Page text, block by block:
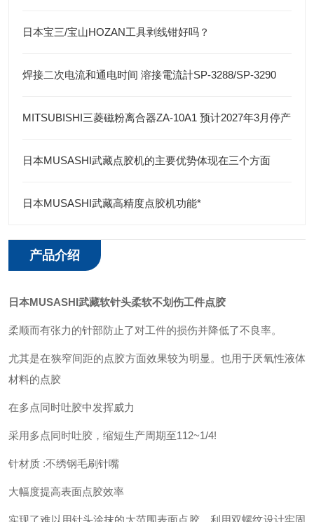
日本宝三/宝山HOZAN工具剥线钳好吗？
焊接二次电流和通电时间 溶接電流計SP-3288/SP-3290
MITSUBISHI三菱磁粉离合器ZA-10A1 预计2027年3月停产
日本MUSASHI武藏点胶机的主要优势体现在三个方面
日本MUSASHI武藏高精度点胶机功能*
产品介绍
日本MUSASHI武藏软针头柔软不划伤工件点胶
柔顺而有张力的针部防止了对工件的损伤并降低了不良率。
尤其是在狭窄间距的点胶方面效果较为明显。也用于厌氧性液体
材料的点胶
在多点同时吐胶中发挥威力
采用多点同时吐胶，缩短生产周期至112~1/4!
针材质 :不绣钢毛刷针嘴
大幅度提高表面点胶效率
实现了难以用针头涂抹的大范围表面点胶。利用双螺纹设计牢固